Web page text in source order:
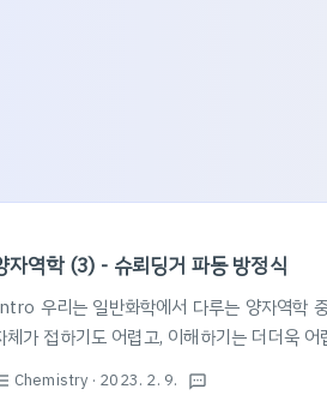
자역학 (3) - 슈뢰딩거 파동 방정식
우리는 일반화학에서 다루는 양자역학
체가 접하기도 어렵고, 이해하기는 더더욱
기하는 데 중점을 둘 것을 권장한다. 다만, 본
중할 수 있도록 하였다. 필자 또한 암기에 도
Chemistry · 2023. 2. 9. textsms